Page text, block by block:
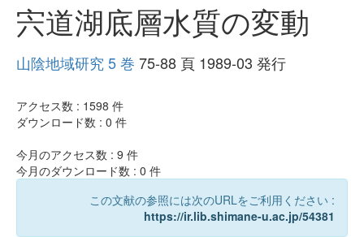
宍道湖底層水質の変動
山陰地域研究 5 巻 75-88 頁 1989-03 発行
アクセス数 : 1598 件
ダウンロード数 : 0 件
今月のアクセス数 : 9 件
今月のダウンロード数 : 0 件
この文献の参照には次のURLをご利用ください :
https://ir.lib.shimane-u.ac.jp/54381